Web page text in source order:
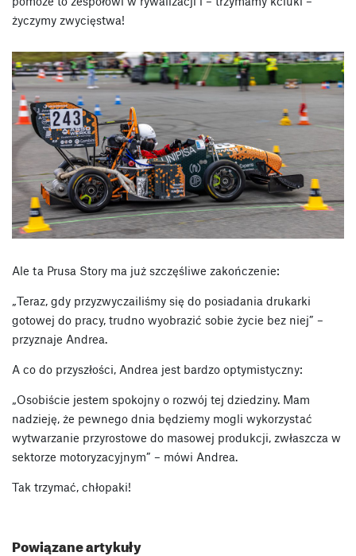
życzymy zwycięstwa!
Ale ta Prusa Story ma już szczęśliwe zakończenie:
„Teraz, gdy przyzwyczailiśmy się do posiadania drukarki
gotowej do pracy, trudno wyobrazić sobie życie bez niej” –
przyznaje Andrea.
A co do przyszłości, Andrea jest bardzo optymistyczny:
„Osobiście jestem spokojny o rozwój tej dziedziny. Mam
nadzieję, że pewnego dnia będziemy mogli wykorzystać
wytwarzanie przyrostowe do masowej produkcji, zwłaszcza w
sektorze motoryzacyjnym” – mówi Andrea.
Tak trzymać, chłopaki!
Powiązane artykuły